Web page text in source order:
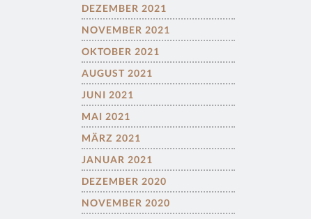
DEZEMBER 2021
NOVEMBER 2021
OKTOBER 2021
AUGUST 2021
JUNI 2021
MAI 2021
MÄRZ 2021
JANUAR 2021
DEZEMBER 2020
NOVEMBER 2020